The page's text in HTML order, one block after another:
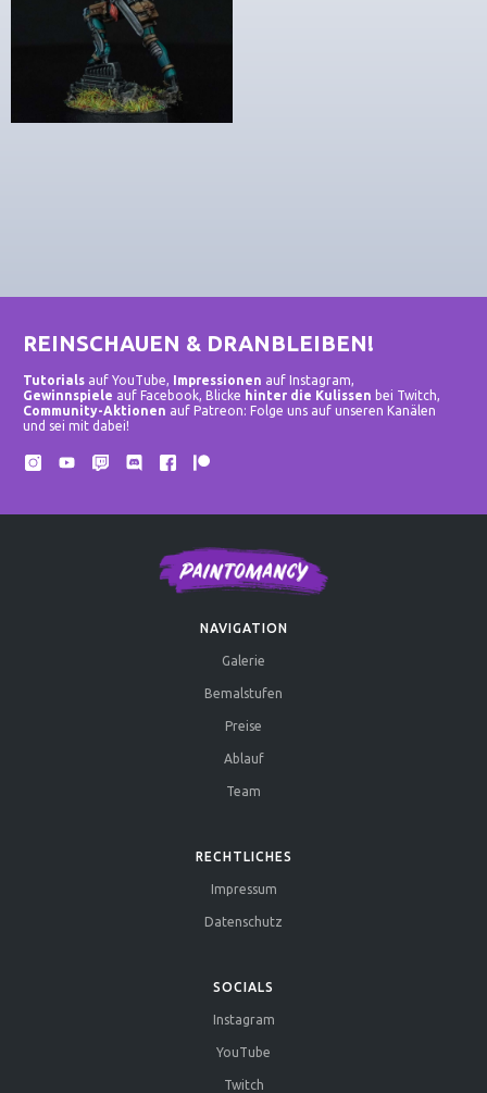
REINSCHAUEN & DRANBLEIBEN!
Tutorials auf YouTube, Impressionen auf Instagram,
Gewinnspiele auf Facebook, Blicke hinter die Kulissen bei Twitch,
Community-Aktionen auf Patreon: Folge uns auf unseren Kanälen
und sei mit dabei!
NAVIGATION
Galerie
Bemalstufen
Preise
Ablauf
Team
RECHTLICHES
Impressum
Datenschutz
SOCIALS
Instagram
YouTube
Twitch